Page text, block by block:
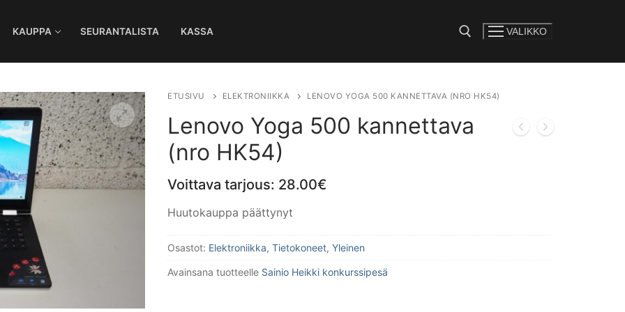
KAUPPA SEURANTALISTA KASSA
Hae:
VALIKKO
ETUSIVU ELEKTRONIIKKA LENOVO YOGA 500 KANNETTAVA (NRO HK54)
Lenovo Yoga 500 kannettava
(nro HK54)
Voittava tarjous: 28.00€
Huutokauppa päättynyt
Osastot: Elektroniikka, Tietokoneet, Yleinen
Avainsana tuotteelle Sainio Heikki konkurssipesä